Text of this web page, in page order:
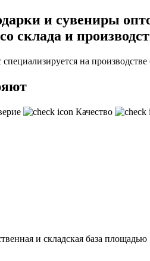
и сувениры
склада и
на
Качество
и складская база